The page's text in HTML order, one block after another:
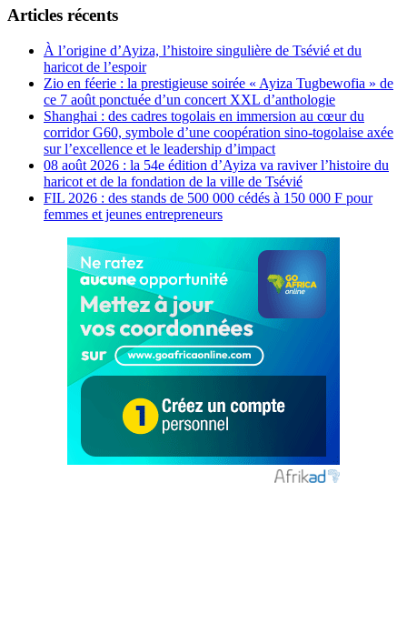
Articles récents
À l’origine d’Ayiza, l’histoire singulière de Tsévié et du
haricot de l’espoir
Zio en féerie : la prestigieuse soirée « Ayiza Tugbewofia » de
ce 7 août ponctuée d’un concert XXL d’anthologie
Shanghai : des cadres togolais en immersion au cœur du
corridor G60, symbole d’une coopération sino-togolaise axée
sur l’excellence et le leadership d’impact
08 août 2026 : la 54e édition d’Ayiza va raviver l’histoire du
haricot et de la fondation de la ville de Tsévié
FIL 2026 : des stands de 500 000 cédés à 150 000 F pour
femmes et jeunes entrepreneurs